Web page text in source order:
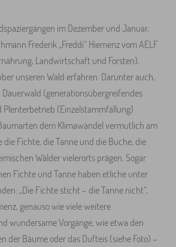
im Dezember und Januar,
Frederik „Freddi“ Hiemenz vom AELF
Landwirtschaft und Forsten),
unseren Wald erfahren. Darunter auch,
(generationsübergreifendes
(Einzelstammfällung)
dem Klimawandel vermutlich am
Fichte, die Tanne und die Buche, die
Wälder vielerorts prägen. Sogar
Fichte und Tanne haben etliche unter
„Die Fichte sticht – die Tanne nicht“,
genauso wie viele weitere
wundersame Vorgänge, wie etwa den
der Bäume oder das Dufteis (siehe Foto) –